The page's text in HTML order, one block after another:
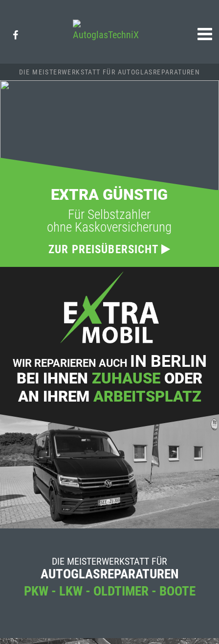
DIE MEISTERWERKSTATT FÜR AUTOGLASREPARATUREN
EXTRA GÜNSTIG
Für Selbstzahler
ohne Kaskoversicherung
ZUR PREISÜBERSICHT
WIR REPARIEREN AUCH IN BERLIN
BEI IHNEN ZUHAUSE ODER
AN IHREM ARBEITSPLATZ
DIE MEISTERWERKSTATT FÜR
AUTOGLASREPARATUREN
PKW - LKW - OLDTIMER - BOOTE
Werbeartikel& Werbegeschenke bedrucken